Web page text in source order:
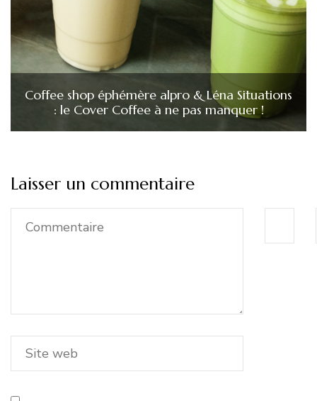
Coffee shop éphémère alpro & Léna Situations
: le Cover Coffee à ne pas manquer !
Laisser un commentaire